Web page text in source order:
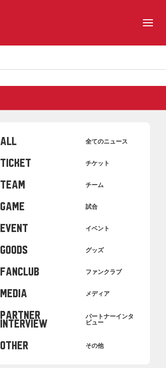
ALL 全てのニュース
TICKET チケット
TEAM チーム
GAME 試合
EVENT イベント
GOODS グッズ
FANCLUB ファンクラブ
MEDIA メディア
PARTNER
INTERVIEW
パートナーインタ
ビュー
OTHER その他